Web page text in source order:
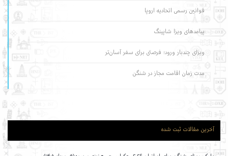
قوانین رسمی اتحادیه اروپا
پیامدهای ویزا شاپینگ
ویزای چندبار ورود؛ فرصتی برای سفر آسان‌تر
مدت زمان اقامت مجاز در شنگن
آخرین مقالات ثبت شده